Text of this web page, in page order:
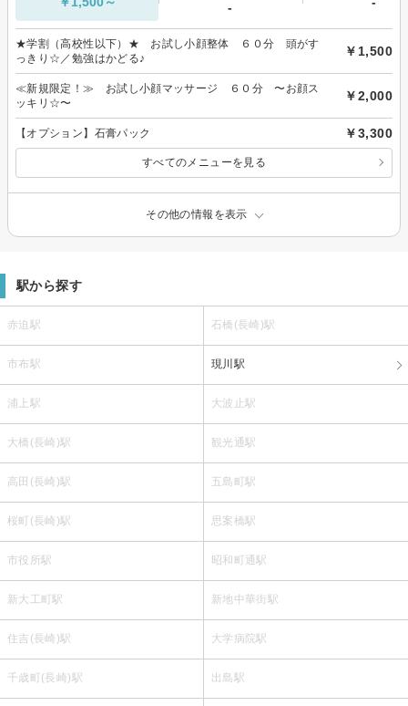
-
★学割（高校性以下）★ お試し小顔整体 ６０分 頭がす
っきり☆／勉強はかどる♪
￥1,500
≪新規限定！≫ お試し小顔マッサージ ６０分 〜お顔ス
ッキリ☆〜
￥2,000
【オプション】石膏パック ￥3,300
すべてのメニューを見る
その他の情報を表示
駅から探す
赤迫駅 石橋(長崎)駅
市布駅 現川駅
浦上駅 大波止駅
大橋(長崎)駅 観光通駅
高田(長崎)駅 五島町駅
桜町(長崎)駅 思案橋駅
市役所駅 昭和町通駅
新大工町駅 新地中華街駅
住吉(長崎)駅 大学病院駅
千歳町(長崎)駅 出島駅